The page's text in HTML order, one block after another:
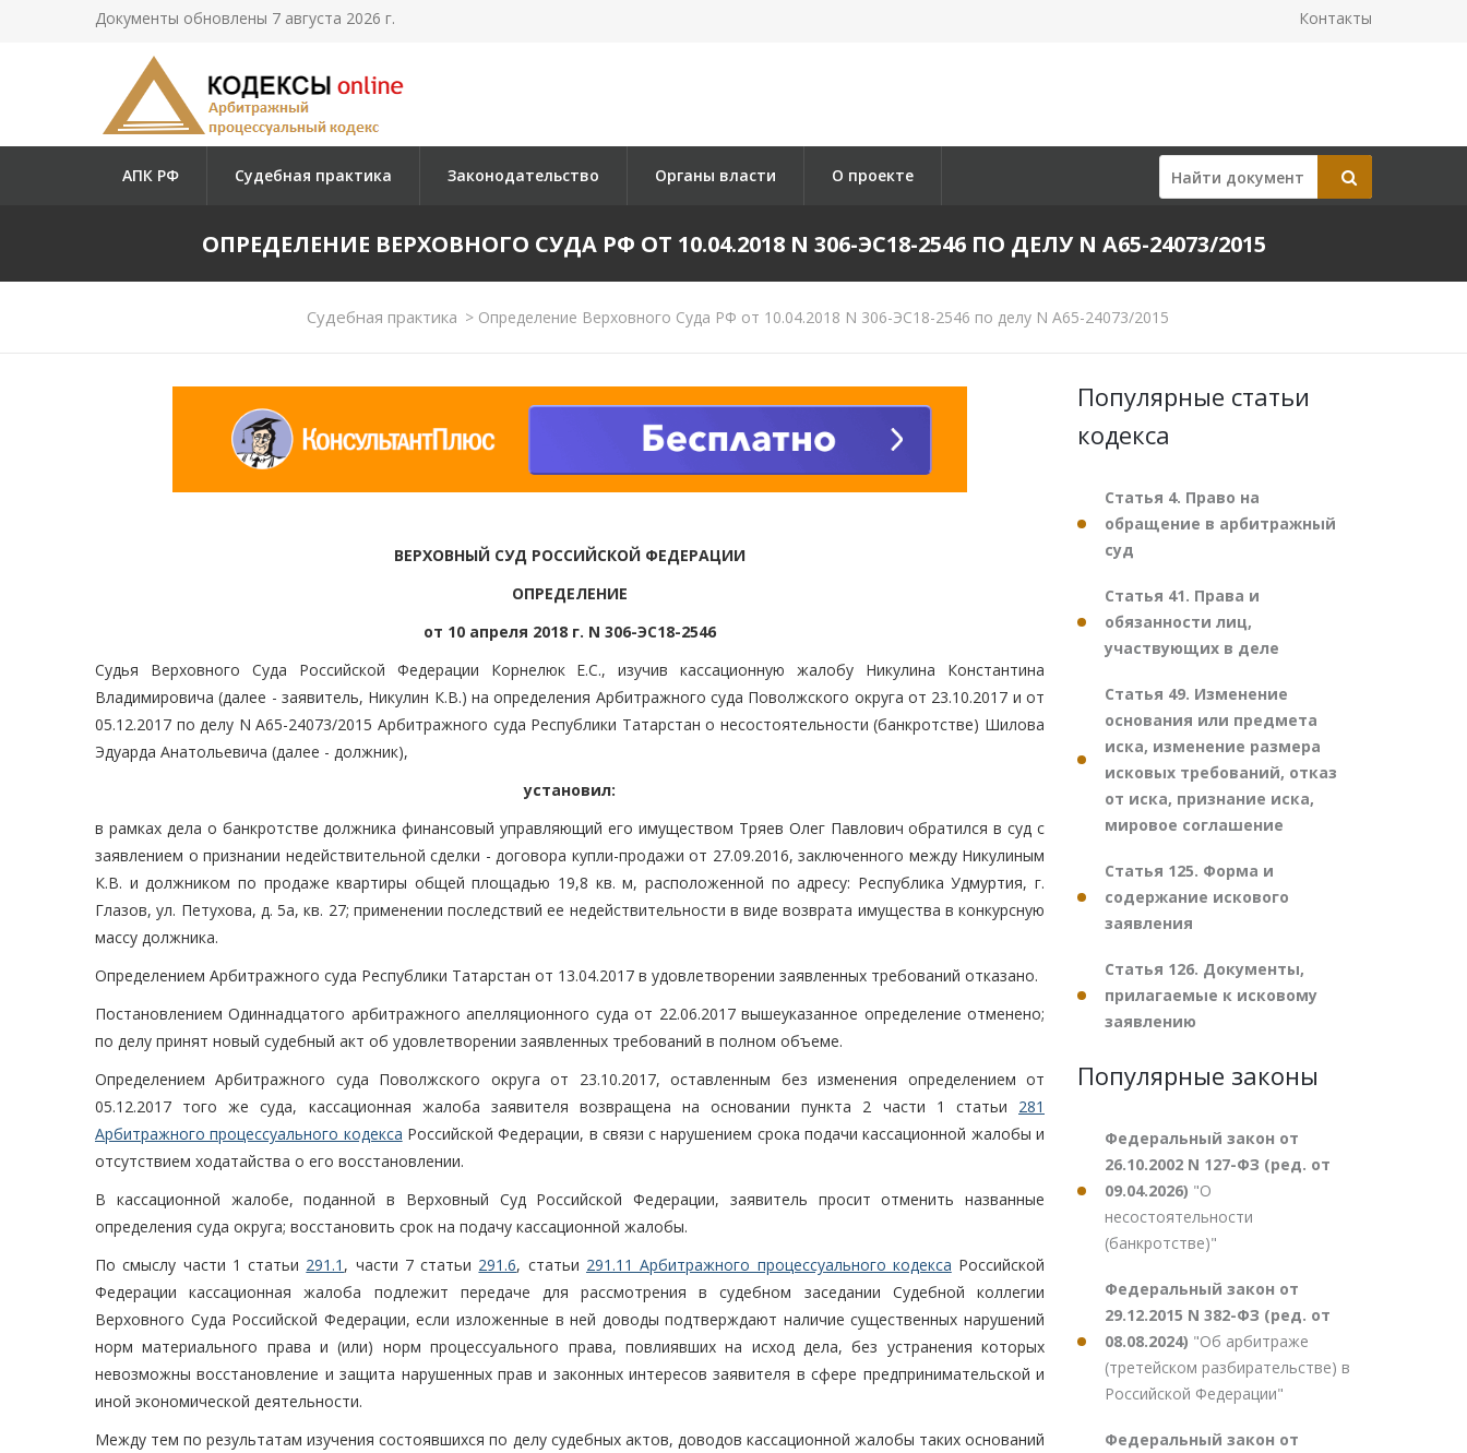
Документы обновлены 7 августа 2026 г. Контакты
АПК РФ Судебная практика Законодательство Органы власти О проекте
ОПРЕДЕЛЕНИЕ ВЕРХОВНОГО СУДА РФ ОТ 10.04.2018 N 306-ЭС18-2546 ПО ДЕЛУ N А65-24073/2015
Судебная практика >Определение Верховного Суда РФ от 10.04.2018 N 306-ЭС18-2546 по делу N А65-24073/2015
ВЕРХОВНЫЙ СУД РОССИЙСКОЙ ФЕДЕРАЦИИ
ОПРЕДЕЛЕНИЕ
от 10 апреля 2018 г. N 306-ЭС18-2546
Судья Верховного Суда Российской Федерации Корнелюк Е.С., изучив кассационную жалобу Никулина Константина
Владимировича (далее - заявитель, Никулин К.В.) на определения Арбитражного суда Поволжского округа от 23.10.2017 и от
05.12.2017 по делу N А65-24073/2015 Арбитражного суда Республики Татарстан о несостоятельности (банкротстве) Шилова
Эдуарда Анатольевича (далее - должник),
установил:
в рамках дела о банкротстве должника финансовый управляющий его имуществом Тряев Олег Павлович обратился в суд с
заявлением о признании недействительной сделки - договора купли-продажи от 27.09.2016, заключенного между Никулиным
К.В. и должником по продаже квартиры общей площадью 19,8 кв. м, расположенной по адресу: Республика Удмуртия, г.
Глазов, ул. Петухова, д. 5а, кв. 27; применении последствий ее недействительности в виде возврата имущества в конкурсную
массу должника.
Определением Арбитражного суда Республики Татарстан от 13.04.2017 в удовлетворении заявленных требований отказано.
Постановлением Одиннадцатого арбитражного апелляционного суда от 22.06.2017 вышеуказанное определение отменено;
по делу принят новый судебный акт об удовлетворении заявленных требований в полном объеме.
Определением Арбитражного суда Поволжского округа от 23.10.2017, оставленным без изменения определением от
05.12.2017 того же суда, кассационная жалоба заявителя возвращена на основании пункта 2 части 1 статьи 281
Арбитражного процессуального кодекса Российской Федерации, в связи с нарушением срока подачи кассационной жалобы и
отсутствием ходатайства о его восстановлении.
В кассационной жалобе, поданной в Верховный Суд Российской Федерации, заявитель просит отменить названные
определения суда округа; восстановить срок на подачу кассационной жалобы.
По смыслу части 1 статьи 291.1 , части 7 статьи 291.6, статьи 291.11 Арбитражного процессуального кодекса Российской
Федерации кассационная жалоба подлежит передаче для рассмотрения в судебном заседании Судебной коллегии
Верховного Суда Российской Федерации, если изложенные в ней доводы подтверждают наличие существенных нарушений
норм материального права и (или) норм процессуального права, повлиявших на исход дела, без устранения которых
невозможны восстановление и защита нарушенных прав и законных интересов заявителя в сфере предпринимательской и
иной экономической деятельности.
Между тем по результатам изучения состоявшихся по делу судебных актов, доводов кассационной жалобы таких оснований
Популярные статьи
кодекса
Статья 4. Право на
обращение в арбитражный
суд
Статья 41. Права и
обязанности лиц,
участвующих в деле
Статья 49. Изменение
основания или предмета
иска, изменение размера
исковых требований, отказ
от иска, признание иска,
мировое соглашение
Статья 125. Форма и
содержание искового
заявления
Статья 126. Документы,
прилагаемые к исковому
заявлению
Популярные законы
Федеральный закон от
26.10.2002 N 127-ФЗ (ред. от
09.04.2026) "О
несостоятельности
(банкротстве)"
Федеральный закон от
29.12.2015 N 382-ФЗ (ред. от
08.08.2024) "Об арбитраже
(третейском разбирательстве) в
Российской Федерации"
Федеральный закон от